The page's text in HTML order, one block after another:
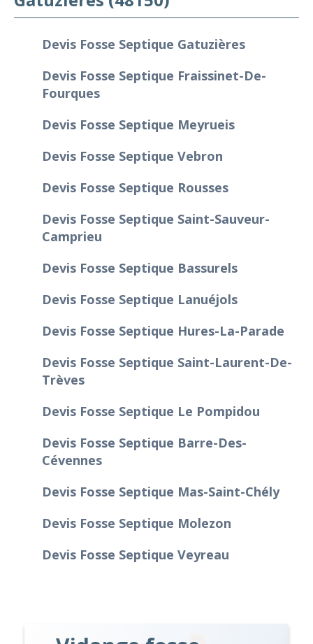
Devis Fosse Septique Gatuzières
Devis Fosse Septique Fraissinet-De-
Fourques
Devis Fosse Septique Meyrueis
Devis Fosse Septique Vebron
Devis Fosse Septique Rousses
Devis Fosse Septique Saint-Sauveur-
Camprieu
Devis Fosse Septique Bassurels
Devis Fosse Septique Lanuéjols
Devis Fosse Septique Hures-La-Parade
Devis Fosse Septique Saint-Laurent-De-
Trèves
Devis Fosse Septique Le Pompidou
Devis Fosse Septique Barre-Des-
Cévennes
Devis Fosse Septique Mas-Saint-Chély
Devis Fosse Septique Molezon
Devis Fosse Septique Veyreau